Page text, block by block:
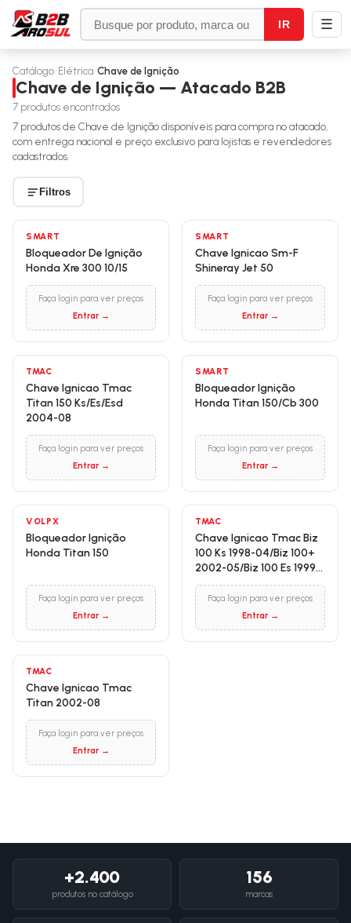
IR ☰
Catálogo Elétrica Chave de Ignição
Chave de Ignição — Atacado B2B
7 produtos encontrados
7 produtos de Chave de Ignição disponíveis para compra no atacado,
com entrega nacional e preço exclusivo para lojistas e revendedores
cadastrados.
Filtros
SMART
Bloqueador De Ignição
Honda Xre 300 10/15
Faça login para ver preços
Entrar →
SMART
Chave Ignicao Sm-F
Shineray Jet 50
Faça login para ver preços
Entrar →
TMAC
Chave Ignicao Tmac
Titan 150 Ks/Es/Esd
2004-08
Faça login para ver preços
Entrar →
SMART
Bloqueador Ignição
Honda Titan 150/Cb 300
Faça login para ver preços
Entrar →
VOLPX
Bloqueador Ignição
Honda Titan 150
Faça login para ver preços
Entrar →
TMAC
Chave Ignicao Tmac Biz
100 Ks 1998-04/Biz 100+
2002-05/Biz 100 Es 1999-
06 5 Fios
Faça login para ver preços
Entrar →
TMAC
Chave Ignicao Tmac
Titan 2002-08
Faça login para ver preços
Entrar →
+2.400
produtos no catálogo
156
marcas